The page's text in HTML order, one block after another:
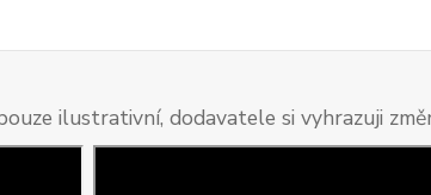
ilustrativní, dodavatele si vyhrazuji